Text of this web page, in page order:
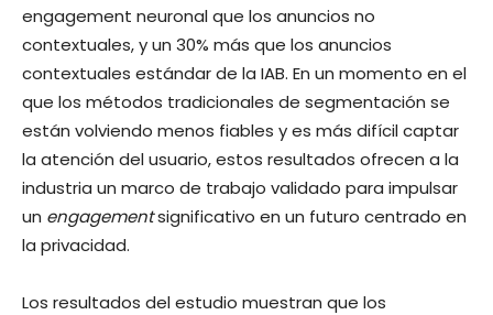
engagement neuronal que los anuncios no
contextuales, y un 30% más que los anuncios
contextuales estándar de la IAB. En un momento en el
que los métodos tradicionales de segmentación se
están volviendo menos fiables y es más difícil captar
la atención del usuario, estos resultados ofrecen a la
industria un marco de trabajo validado para impulsar
un engagementsignificativo en un futuro centrado en
la privacidad.
Los resultados del estudio muestran que los